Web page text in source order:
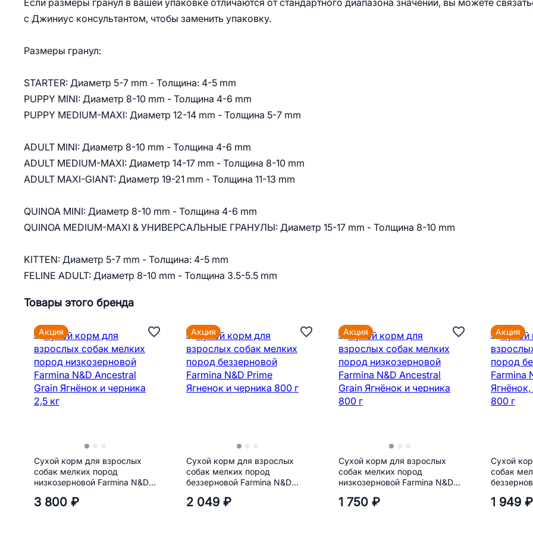
Если размеры гранул в вашей упаковке отличаются от стандартного диапазона значений, вы можете
с Джиниус консультантом, чтобы заменить упаковку.
Размеры гранул:
STARTER: Диаметр 5-7 mm - Толщина: 4-5 mm
PUPPY MINI: Диаметр 8-10 mm - Толщина 4-6 mm
PUPPY MEDIUM-MAXI: Диаметр 12-14 mm - Толщина 5-7 mm
ADULT MINI: Диаметр 8-10 mm - Толщина 4-6 mm
ADULT MEDIUM-MAXI: Диаметр 14-17 mm - Толщина 8-10 mm
ADULT MAXI-GIANT: Диаметр 19-21 mm - Толщина 11-13 mm
QUINOA MINI: Диаметр 8-10 mm - Толщина 4-6 mm
QUINOA MEDIUM-MAXI & УНИВЕРСАЛЬНЫЕ ГРАНУЛЫ: Диаметр 15-17 mm - Толщина 8-10 mm
KITTEN: Диаметр 5-7 mm - Толщина: 4-5 mm
FELINE ADULT: Диаметр 8-10 mm - Толщина 3.5-5.5 mm
Товары этого бренда
Сухой корм для взрослых
собак мелких пород
низкозерновой Farmina N&D
черника 2,5 кг
3 800 ₽
Акция
Сухой корм для взрослых
собак мелких пород
беззерновой Farmina N&D
г
2 049 ₽
Акция
Сухой корм для взрослых
собак мелких пород
низкозерновой Farmina N&D
черника 800 г
1 750 ₽
Акция
Сухой
собак
тыква
1 949 ₽
Акция